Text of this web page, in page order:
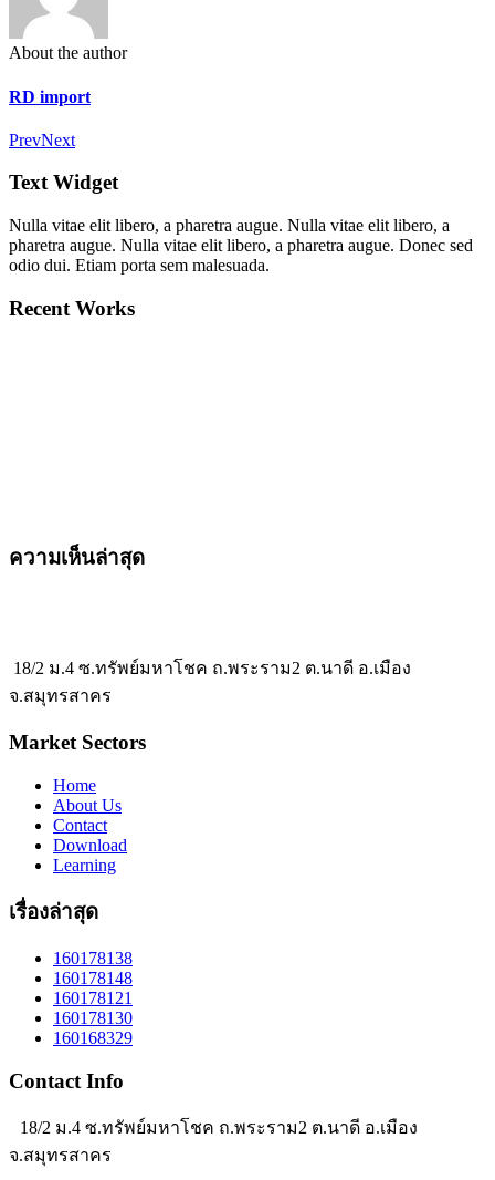
About the author
RD import
PrevNext
Text Widget
Nulla vitae elit libero, a pharetra augue. Nulla vitae elit libero, a
pharetra augue. Nulla vitae elit libero, a pharetra augue. Donec sed
odio dui. Etiam porta sem malesuada.
Recent Works
ความเห็นล่าสุด
18/2 ม.4 ซ.ทรัพย์มหาโชค ถ.พระราม2 ต.นาดี อ.เมือง
จ.สมุทรสาคร
Market Sectors
Home
About Us
Contact
Download
Learning
เรื่องล่าสุด
160178138
160178148
160178121
160178130
160168329
Contact Info
18/2 ม.4 ซ.ทรัพย์มหาโชค ถ.พระราม2 ต.นาดี อ.เมือง
จ.สมุทรสาคร